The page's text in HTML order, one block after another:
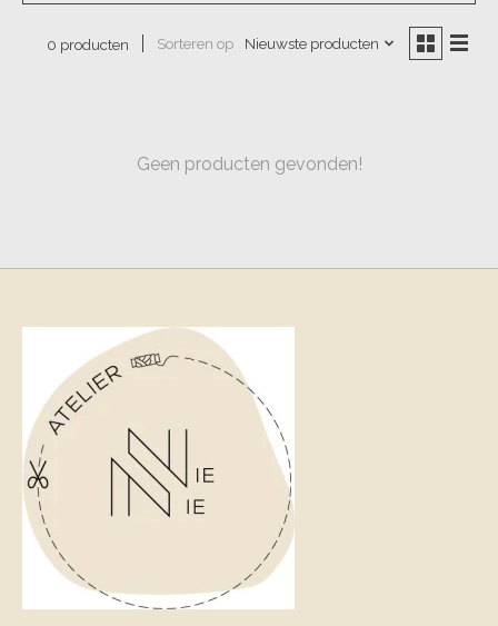
0 producten Sorteren op Nieuwste producten
Geen producten gevonden!